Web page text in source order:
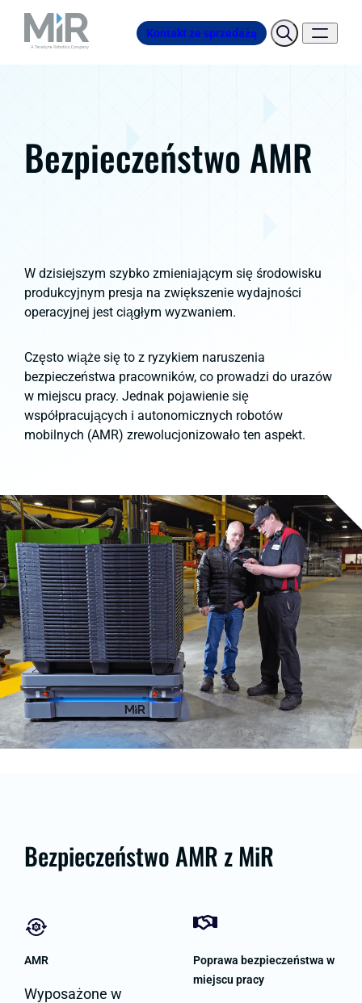
Kontakt ze sprzedażą
Bezpieczeństwo AMR
W dzisiejszym szybko zmieniającym się środowisku
produkcyjnym presja na zwiększenie wydajności
operacyjnej jest ciągłym wyzwaniem.
Często wiąże się to z ryzykiem naruszenia
bezpieczeństwa pracowników, co prowadzi do urazów
w miejscu pracy. Jednak pojawienie się
współpracujących i autonomicznych robotów
mobilnych (AMR) zrewolucjonizowało ten aspekt.
Bezpieczeństwo AMR z MiR
AMR
Wyposażone w
Poprawa bezpieczeństwa w
miejscu pracy